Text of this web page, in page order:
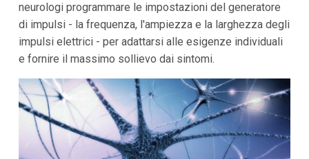
neurologi programmare le impostazioni del generatore
di impulsi - la frequenza, l'ampiezza e la larghezza degli
impulsi elettrici - per adattarsi alle esigenze individuali
e fornire il massimo sollievo dai sintomi.